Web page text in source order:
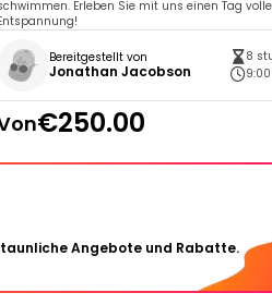
Erleben Sie mit uns einen Tag
Bereitgestellt von
Jonathan Jacobson
8
9:00
€250.00
Angebote und Rabatte.